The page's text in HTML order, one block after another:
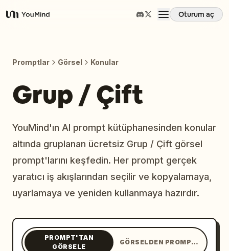
YouMind
Oturum aç
İstemler
Fiyatlandırma
Blog
Promptlar Görsel Konular
Grup / Çift
YouMind'ın AI prompt kütüphanesinden konular
altında gruplanan ücretsiz Grup / Çift görsel
prompt'larını keşfedin. Her prompt gerçek
yaratıcı iş akışlarından seçilir ve kopyalamaya,
uyarlamaya ve yeniden kullanmaya hazırdır.
PROMPT'TAN
GÖRSELE
GÖRSELDEN PROMPT'A